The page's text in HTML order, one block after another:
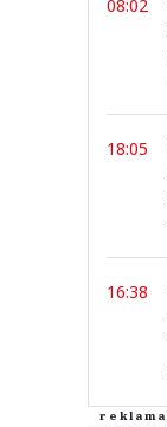
08:02
18:05
16:38